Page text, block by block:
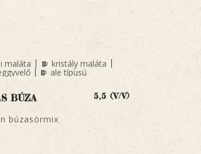
maláta kristály maláta
ale típusú
BÚZA 5,5 (V/V)
búzasörmix